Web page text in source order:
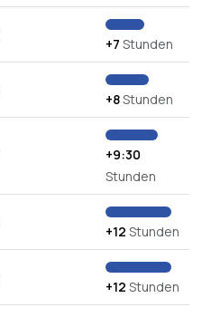
+7 Stunden
+8Stunden
+9:30
Stunden
+12 Stunden
+12 Stunden